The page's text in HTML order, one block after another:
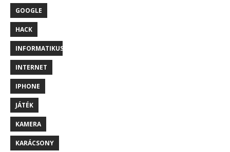
GOOGLE
HACK
INFORMATIKUS
INTERNET
IPHONE
JÁTÉK
KAMERA
KARÁCSONY